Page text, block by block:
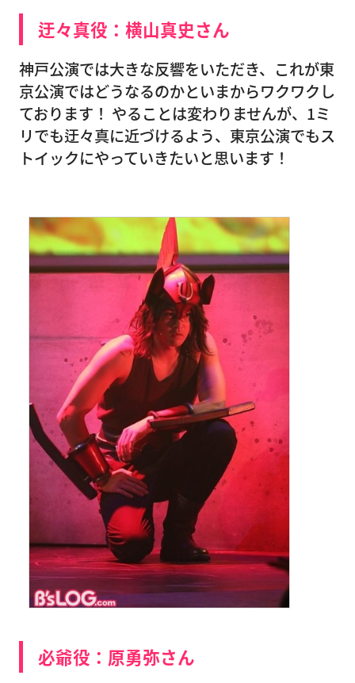
迂々真役：横山真史さん
神戸公演では大きな反響をいただき、これが東
京公演ではどうなるのかといまからワクワクし
ております！ やることは変わりませんが、1ミ
リでも迂々真に近づけるよう、東京公演でもス
トイックにやっていきたいと思います！
必爺役：原勇弥さん